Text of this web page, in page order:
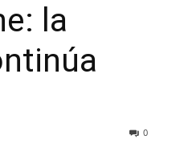
la
0